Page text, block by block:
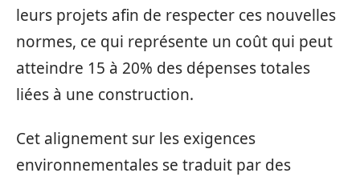
leurs projets afin de respecter ces nouvelles
normes, ce qui représente un coût qui peut
atteindre 15 à 20% des dépenses totales
liées à une construction.
Cet alignement sur les exigences
environnementales se traduit par des